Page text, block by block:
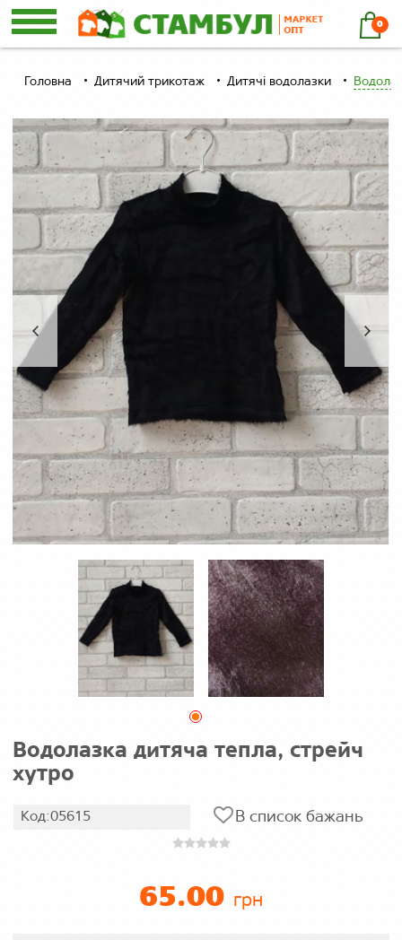
0
Головна Дитячий трикотаж Дитячі водолазки
Водолазка дитяча тепла, стрейч
хутро
Код:05615 В список бажань
65.00 грн